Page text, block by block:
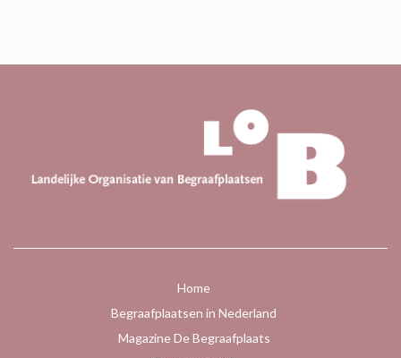
Home
Begraafplaatsen in Nederland
Magazine De Begraafplaats